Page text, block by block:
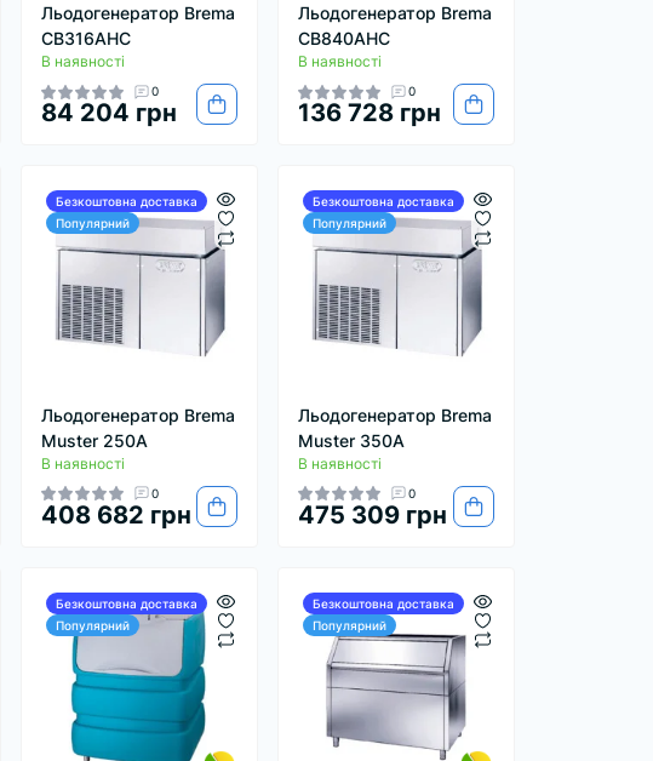
Льодогенератор Brema
CB316AHC
В наявності
0
84 204 грн
Льодогенератор Brema
CB840AHC
В наявності
0
136 728 грн
Безкоштовна доставка
Популярний
Льодогенератор Brema
Muster 250A
В наявності
0
408 682 грн
Безкоштовна доставка
Популярний
Льодогенератор Brema
Muster 350A
В наявності
0
475 309 грн
Безкоштовна доставка
Популярний
Безкоштовна доставка
Популярний